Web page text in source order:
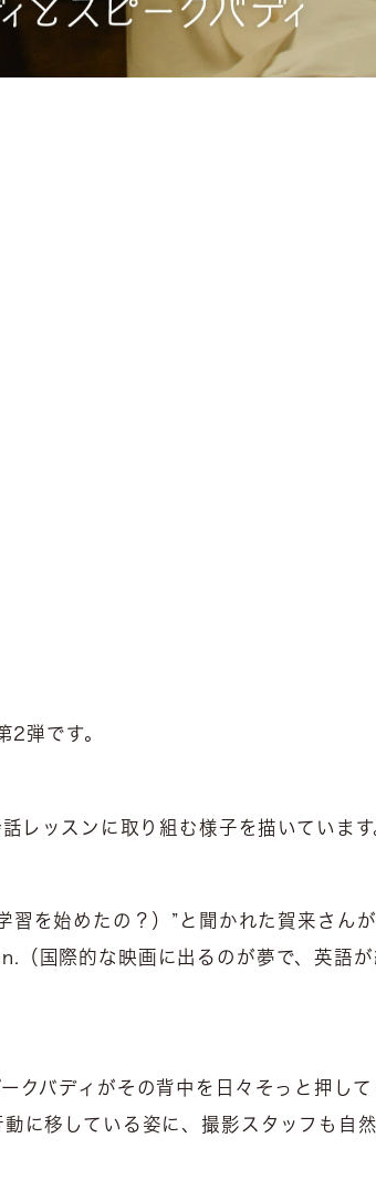
2弾です。
レッスンに取り組む様子を描いています
を始めたの？）”と聞かれた賀来さ
的な映画に出るのが夢で、英語が
クバディがその背中を日々そっと押し
に移している姿に、撮影スタッフも自